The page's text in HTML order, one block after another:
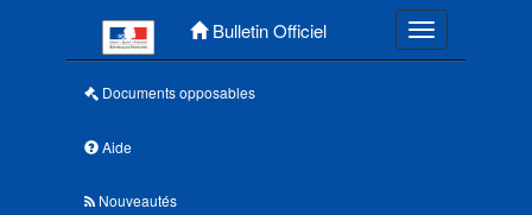
Bulletin Officiel Toggle
Documents opposables
Aide
Nouveautés